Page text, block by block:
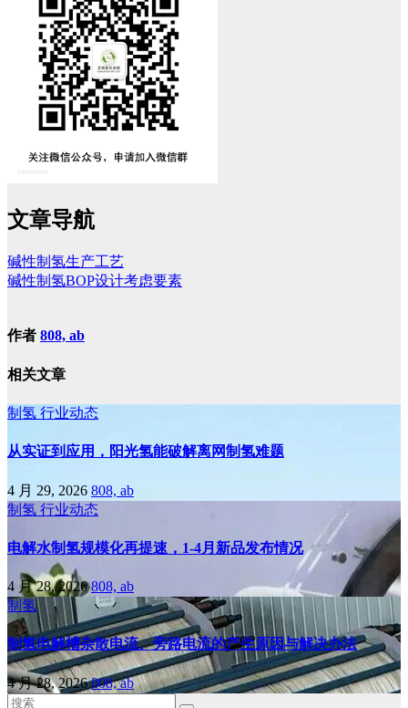
文章导航
碱性制氢生产工艺
碱性制氢BOP设计考虑要素
作者 808, ab
相关文章
制氢 行业动态
从实证到应用，阳光氢能破解离网制氢难题
4 月 29, 2026 808, ab
制氢 行业动态
电解水制氢规模化再提速，1-4月新品发布情况
4 月 28, 2026808, ab
制氢
制氢电解槽杂散电流、旁路电流的产生原因与解决办法
4 月 28, 2026808, ab